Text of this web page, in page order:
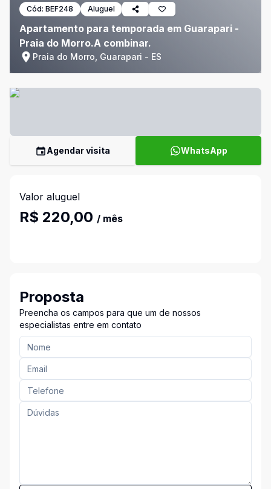
Cód: BEF248 Aluguel
Apartamento para temporada em Guarapari -
Praia do Morro.A combinar.
Praia do Morro, Guarapari - ES
Agendar visita WhatsApp
Valor aluguel
R$ 220,00 / mês
Proposta
Preencha os campos para que um de nossos
especialistas entre em contato